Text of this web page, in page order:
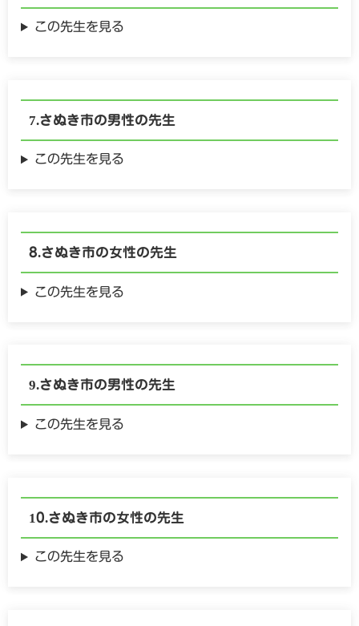
この先生を見る
さぬき市の男性の先生
この先生を見る
さぬき市の女性の先生
この先生を見る
さぬき市の男性の先生
この先生を見る
さぬき市の女性の先生
この先生を見る